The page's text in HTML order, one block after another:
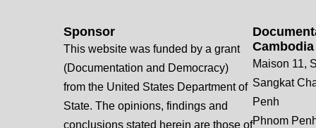
Cambodia
Maison 11,
Sangkat
Penh
Phnom
Sponsor
This website was funded by a grant
(Documentation and Democracy)
from the United States Department of
State. The opinions, findings and
conclusions stated herein are those of